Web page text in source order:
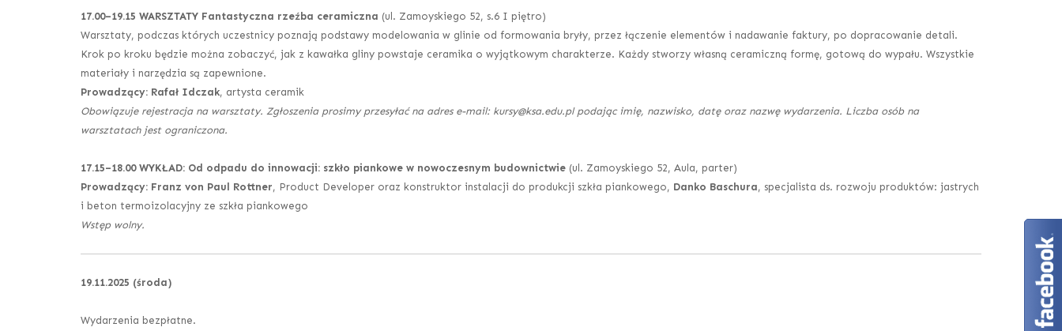
17.00–19.15 WARSZTATY Fantastyczna rzeźba ceramiczna (ul. Zamoyskiego 52, s.6 I piętro)
Warsztaty, podczas których uczestnicy poznają podstawy modelowania w glinie od formowania bryły, przez łączenie elementów i nadawanie faktury, po dopracowanie detali.
Krok po kroku będzie można zobaczyć, jak z kawałka gliny powstaje ceramika o wyjątkowym charakterze. Każdy stworzy własną ceramiczną formę, gotową do wypału. Wszystkie
materiały i narzędzia są zapewnione.
Prowadzący: Rafał Idczak, artysta ceramik
Obowiązuje rejestracja na warsztaty. Zgłoszenia prosimy przesyłać na adres e-mail: kursy@ksa.edu.pl podając imię, nazwisko, datę oraz nazwę wydarzenia. Liczba osób na
warsztatach jest ograniczona.
17.15–18.00 WYKŁAD: Od odpadu do innowacji: szkło piankowe w nowoczesnym budownictwie (ul. Zamoyskiego 52, Aula, parter)
Prowadzący: Franz von Paul Rottner, Product Developer oraz konstruktor instalacji do produkcji szkła piankowego, Danko Baschura, specjalista ds. rozwoju produktów: jastrych
i beton termoizolacyjny ze szkła piankowego
Wstęp wolny.
19.11.2025 (środa)
Wydarzenia bezpłatne.